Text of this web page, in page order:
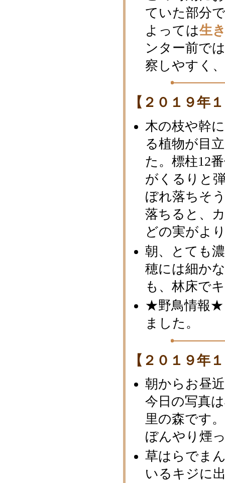
ていた部分
よっては生
ンター前で
察しやすく
【２０１９年
木の枝や幹
る植物が目
た。標柱12
がくるりと
ぼれ落ちそ
落ちると、
どの実がよ
朝、とても
穂には細か
も、林床で
★野鳥情報★
ました。
【２０１９年
朝からお昼
今日の写真
里の森です
ぼんやり煙
草はらでま
いるキジに